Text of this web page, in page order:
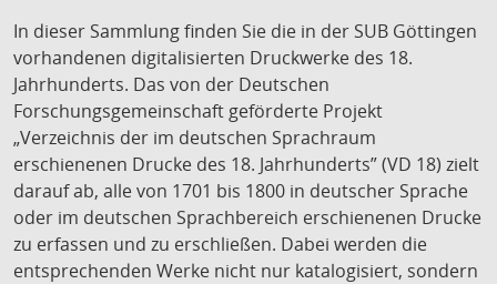
In dieser Sammlung finden Sie die in der SUB Göttingen
vorhandenen digitalisierten Druckwerke des 18.
Jahrhunderts. Das von der Deutschen
Forschungsgemeinschaft geförderte Projekt
„Verzeichnis der im deutschen Sprachraum
erschienenen Drucke des 18. Jahrhunderts” (VD 18) zielt
darauf ab, alle von 1701 bis 1800 in deutscher Sprache
oder im deutschen Sprachbereich erschienenen Drucke
zu erfassen und zu erschließen. Dabei werden die
entsprechenden Werke nicht nur katalogisiert, sondern